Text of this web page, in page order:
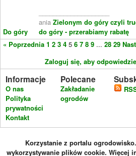
Do góry
ania Zielonym do góry czyli
do góry - przerabiamy rabatę
« Poprzednia 1 2 3 4 5 6 7 8 9 ... 28 29
Zaloguj się, aby
Informacje
O nas
Polityka
prywatności
Kontakt
Polecane
Zakładanie
ogrodów
Korzystanie z portalu
wykorzystywanie plików cookie. Więcej